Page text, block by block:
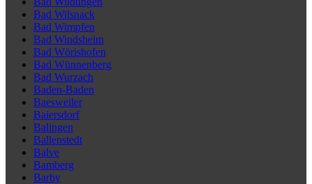
Bad Wilsnack
Bad Wimpfen
Bad Windsheim
Bad Wörishofen
Bad Wünnenberg
Bad Wurzach
Baden-Baden
Baesweiler
Baiersdorf
Balingen
Ballenstedt
Balve
Bamberg
Barby